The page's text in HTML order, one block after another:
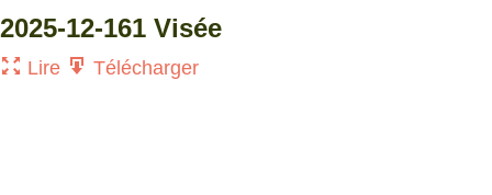
2025-12-161 Visée
Lire Télécharger